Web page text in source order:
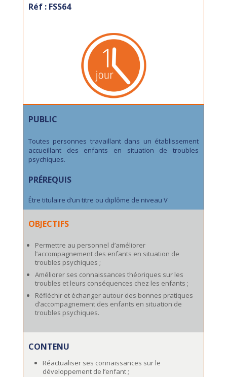
Réf : FSS64
PUBLIC
Toutes personnes travaillant dans un établissement
accueillant des enfants en situation de troubles
psychiques.
PRÉREQUIS
Être titulaire d’un titre ou diplôme de niveau V
OBJECTIFS
Permettre au personnel d’améliorer
l’accompagnement des enfants en situation de
troubles psychiques ;
Améliorer ses connaissances théoriques sur les
troubles et leurs conséquences chez les enfants ;
Réfléchir et échanger autour des bonnes pratiques
d’accompagnement des enfants en situation de
troubles psychiques.
CONTENU
Réactualiser ses connaissances sur le
développement de l’enfant ;